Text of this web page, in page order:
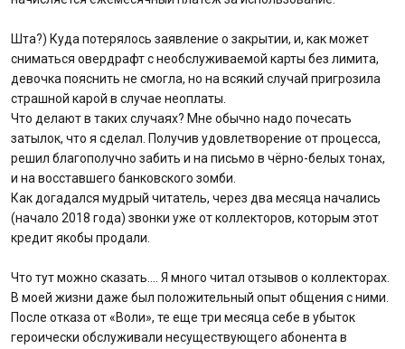
Шта?) Куда потерялось заявление о закрытии, и, как может
сниматься овердрафт с необслуживаемой карты без лимита,
девочка пояснить не смогла, но на всякий случай пригрозила
страшной карой в случае неоплаты.
Что делают в таких случаях? Мне обычно надо почесать
затылок, что я сделал. Получив удовлетворение от процесса,
решил благополучно забить и на письмо в чёрно-белых тонах,
и на восставшего банковского зомби.
Как догадался мудрый читатель, через два месяца начались
(начало 2018 года) звонки уже от коллекторов, которым этот
кредит якобы продали.
Что тут можно сказать…. Я много читал отзывов о коллекторах.
В моей жизни даже был положительный опыт общения с ними.
После отказа от «Воли», те еще три месяца себе в убыток
героически обслуживали несуществующего абонента в